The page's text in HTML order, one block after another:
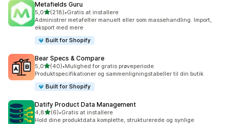
Metafields Guru
5,0ud af 5 stjerner
(218)
218 anmeldelser i alt
•Gratis at installere
Administrer metafelter manuelt eller som massehandling. Import,
eksport med mere
Built for Shopify
Bear Specs & Compare
5,0ud af 5 stjerner
(40)
40 anmeldelser i alt
•Mulighed for gratis prøveperiode
Produktspecifikationer og sammenligningstabeller til din butik
Built for Shopify
Datify Product Data Management
4,8ud af 5 stjerner
(6)
6 anmeldelser i alt
•Gratis at installere
Hold dine produktdata komplette, strukturerede og synlige